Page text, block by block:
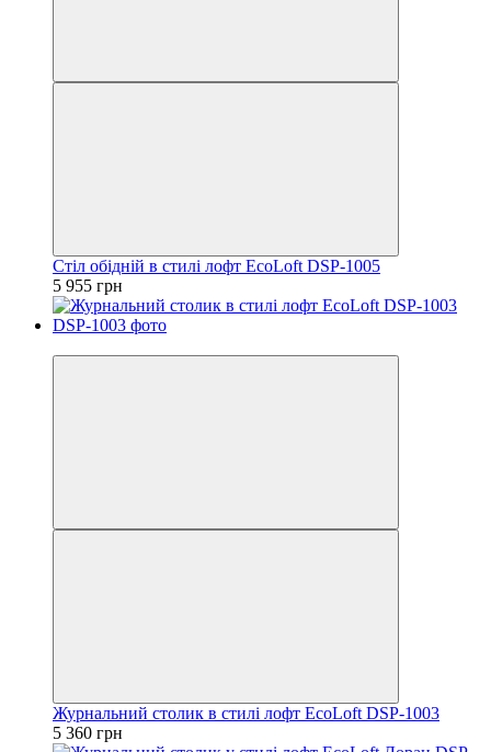
Стіл обідній в стилі лофт EcoLoft DSP-1005
5 955 грн
Журнальний столик в стилі лофт EcoLoft DSP-1003
5 360 грн